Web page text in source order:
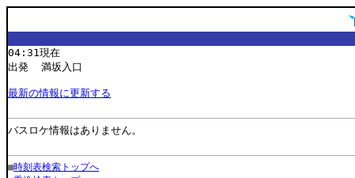
04:31現在
出発 満坂入口
最新の情報に更新する
バスロケ情報はありません。
■時刻表検索トップへ